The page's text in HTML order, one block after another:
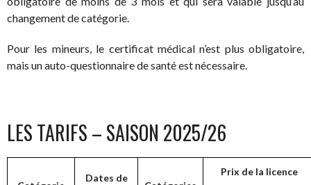
changement de catégorie.
Pour les mineurs, le certificat médical n’est plus obligatoire,
mais un auto-questionnaire de santé est nécessaire.
LES TARIFS – SAISON 2025/26
Dates de
Prix de la licence